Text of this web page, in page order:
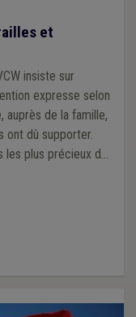
et
insiste sur
expresse selon
auprès de la famille,
ont dû supporter.
les plus précieux du